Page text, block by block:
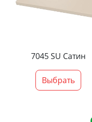
7045 SU Сатин
Выбрать